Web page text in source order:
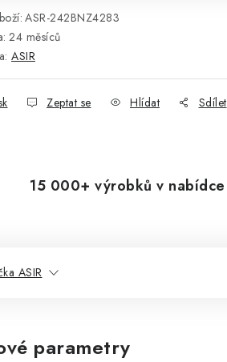
ASR-242BNZ4283
: 24 měsíců
ASIR
Zeptat se Hlídat Sdílet
15 000+ výrobků v nabídce
ASIR
parametry